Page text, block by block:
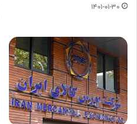
۱۴۰۱-۰۱-۳۰